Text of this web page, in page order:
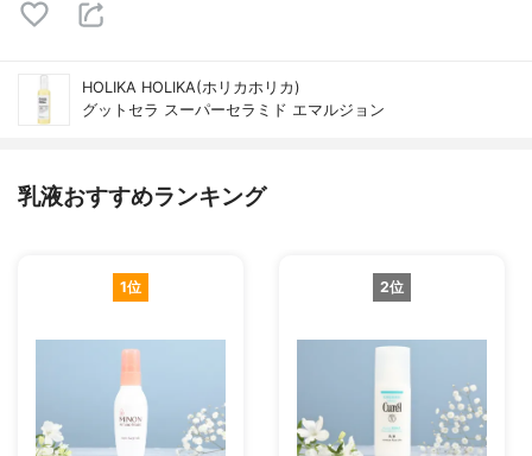
HOLIKA HOLIKA(ホリカホリカ)
グットセラ スーパーセラミド エマルジョン
乳液おすすめランキング
1位 2位